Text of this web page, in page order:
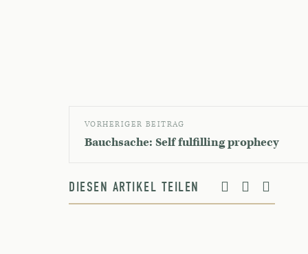
VORHERIGER BEITRAG
Bauchsache: Self fulfilling prophecy
DIESEN ARTIKEL TEILEN